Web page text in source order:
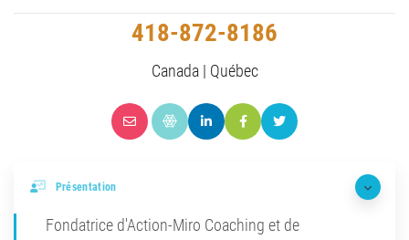
418-872-8186
Canada | Québec
Présentation
Fondatrice d'Action-Miro Coaching et de